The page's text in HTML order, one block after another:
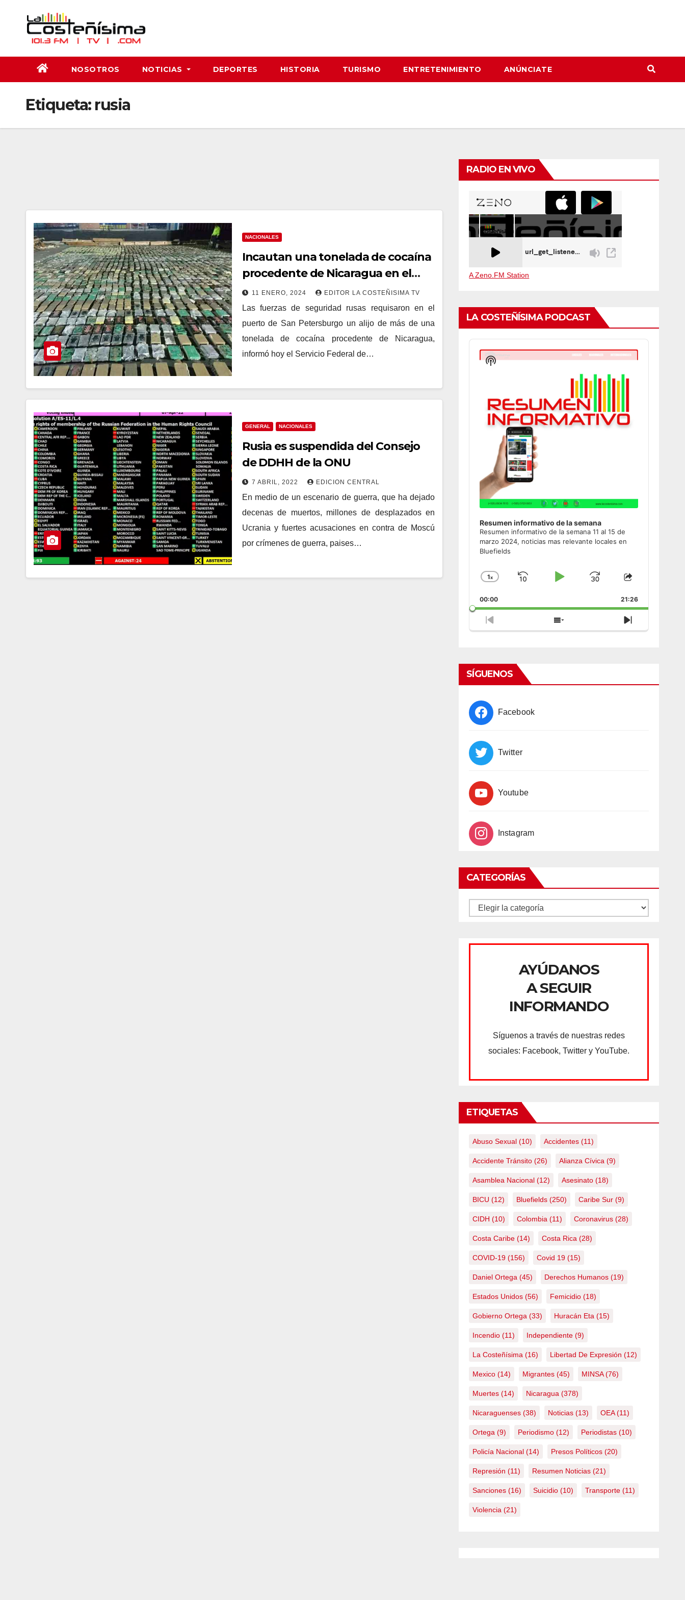
contenido
NOSOTROS NOTICIAS DEPORTES HISTORIA TURISMO ENTRETENIMIENTO ANÚNCIATE
Etiqueta: rusia
NACIONALES
Incautan una tonelada de cocaína
procedente de Nicaragua en el
puerto de San Petersburgo, Rusia
11 ENERO, 2024 EDITOR LA COSTEÑISIMA TV
Las fuerzas de seguridad rusas requisaron en el
puerto de San Petersburgo un alijo de más de una
tonelada de cocaína procedente de Nicaragua,
informó hoy el Servicio Federal de…
GENERAL NACIONALES
Rusia es suspendida del Consejo
de DDHH de la ONU
7 ABRIL, 2022 EDICION CENTRAL
En medio de un escenario de guerra, que ha dejado
decenas de muertos, millones de desplazados en
Ucrania y fuertes acusaciones en contra de Moscú
por crímenes de guerra, paises…
RADIO EN VIVO
A Zeno.FM Station
LA COSTEÑÍSIMA PODCAST
Audio
Player
Resumen informativo de la semana
Resumen informativo de la semana 11 al 15 de
marzo 2024, noticias mas relevante locales en
Bluefields
Change
Rate
1x
Skip
Play
Jump
Forward
Share
Episode
00:00 21:26
Previous
Episode
Show
Episodes
Next
Episode
Show
SÍGUENOS
Facebook
Twitter
Youtube
Instagram
CATEGORÍAS
CATEGORÍAS
AYÚDANOS
A SEGUIR
INFORMANDO
Síguenos a través de nuestras redes
sociales: Facebook, Twitter y YouTube.
ETIQUETAS
Abuso Sexual (10) Accidentes (11)
Accidente Tránsito (26) Alianza Cívica (9)
Asamblea Nacional (12) Asesinato (18)
BICU (12) Bluefields (250) Caribe Sur (9)
CIDH (10) Colombia (11) Coronavirus (28)
Costa Caribe (14) Costa Rica (28)
COVID-19 (156) Covid 19 (15)
Daniel Ortega (45) Derechos Humanos (19)
Estados Unidos (56) Femicidio (18)
Gobierno Ortega (33) Huracán Eta (15)
Incendio (11) Independiente (9)
La Costeñísima (16) Libertad De Expresión (12)
Mexico (14) Migrantes (45) MINSA(76)
Muertes (14) Nicaragua (378)
Nicaraguenses (38) Noticias (13) OEA(11)
Ortega (9) Periodismo (12) Periodistas (10)
Policía Nacional (14) Presos Políticos (20)
Represión (11) Resumen Noticias (21)
Sanciones (16) Suicidio (10) Transporte (11)
Violencia (21)